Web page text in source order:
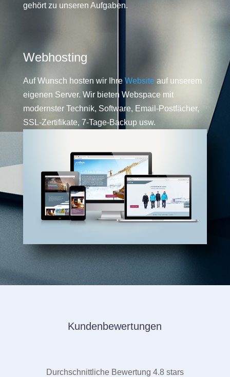
gehört zu unseren Aufgaben.
Webhosting
Auf Wunsch hosten wir Ihre Website auf unserem
eigenen Server. Wir bieten Webspace mit
modernster Technik, Software, Email-Postfächer,
SSL-Zertifikate, 7-Tage-Backup usw.
Kundenbewertungen
Durchschnittliche Bewertung 4.8 stars